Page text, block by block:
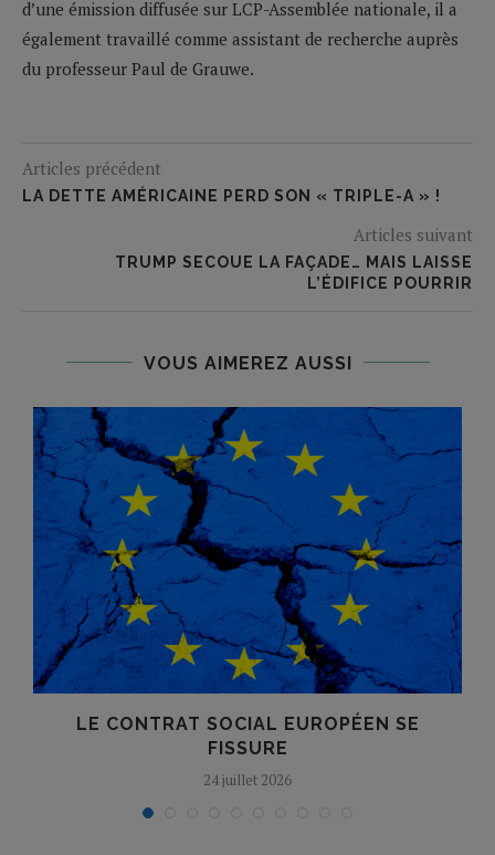
d’une émission diffusée sur LCP-Assemblée nationale, il a
également travaillé comme assistant de recherche auprès
du professeur Paul de Grauwe.
Articles précédent
LA DETTE AMÉRICAINE PERD SON « TRIPLE-A » !
Articles suivant
TRUMP SECOUE LA FAÇADE… MAIS LAISSE
L’ÉDIFICE POURRIR
VOUS AIMEREZ AUSSI
LE CONTRAT SOCIAL EUROPÉEN SE
FISSURE
24 juillet 2026